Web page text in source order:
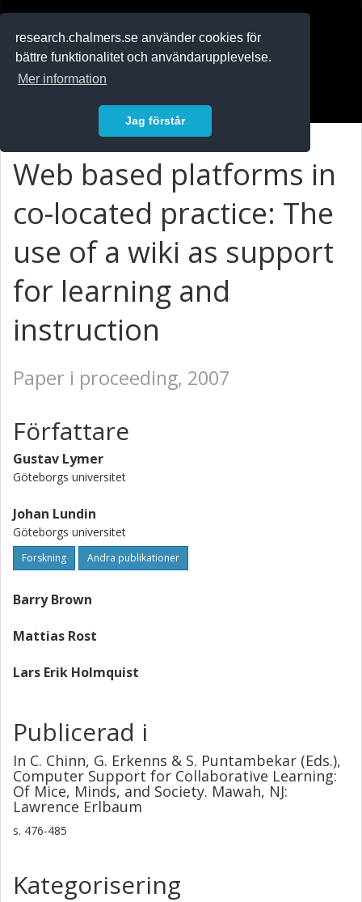
research.chalmers.se använder cookies för
bättre funktionalitet och användarupplevelse.
Mer information
Jag förstår
Web based platforms in
co-located practice: The
use of a wiki as support
for learning and
instruction
Paper i proceeding, 2007
Författare
Gustav Lymer
Göteborgs universitet
Johan Lundin
Göteborgs universitet
Forskning Andra publikationer
Barry Brown
Mattias Rost
Lars Erik Holmquist
Publicerad i
In C. Chinn, G. Erkenns & S. Puntambekar (Eds.),
Computer Support for Collaborative Learning:
Of Mice, Minds, and Society. Mawah, NJ:
Lawrence Erlbaum
s. 476-485
Kategorisering